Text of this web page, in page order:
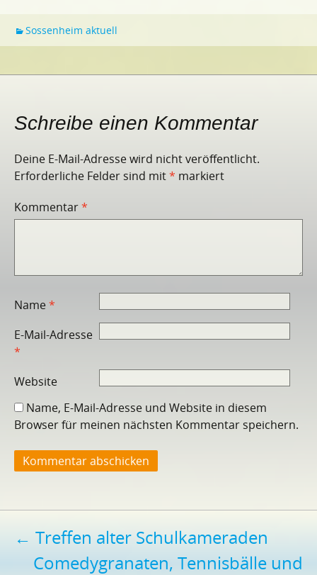
Sossenheim aktuell
Schreibe einen Kommentar
Deine E-Mail-Adresse wird nicht veröffentlicht.
Erforderliche Felder sind mit* markiert
Kommentar*
Name*
E-Mail-Adresse
*
Website
Name, E-Mail-Adresse und Website in diesem
Browser für meinen nächsten Kommentar speichern.
Beitragsnavigation
← Treffen alter Schulkameraden
Comedygranaten, Tennisbälle und